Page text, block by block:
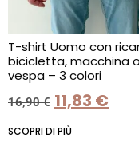
T-shirt Uomo con
bicicletta, macchina o
vespa – 3 colori
16,90€ 11,83 €
SCOPRI DI PIÙ